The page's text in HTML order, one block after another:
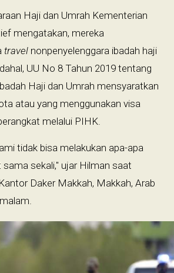
Haji dan Umrah Kementerian
mengatakan, mereka
travel nonpenyelenggara ibadah haji
UU No 8 Tahun 2019 tentang
Haji dan Umrah mensyaratkan
atau yang menggunakan visa
melalui PIHK.
tidak bisa melakukan apa-apa
sekali," ujar Hilman saat
Daker Makkah, Makkah, Arab